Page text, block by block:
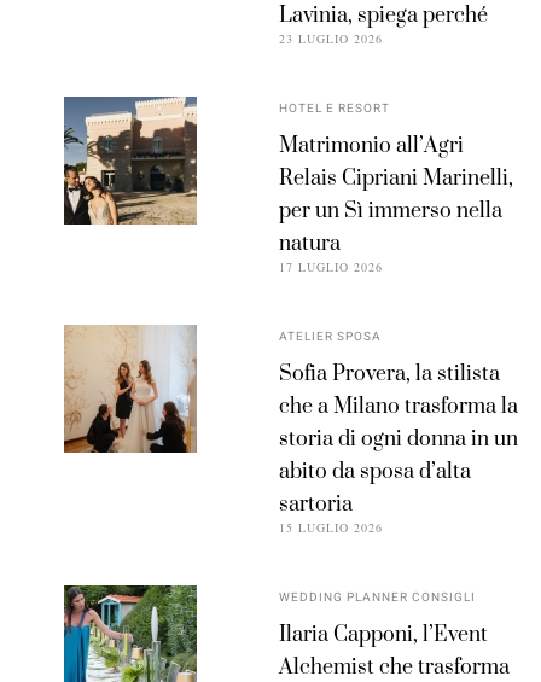
Lavinia, spiega perché
23 LUGLIO 2026
HOTEL E RESORT
Matrimonio all’Agri
Relais Cipriani Marinelli,
per un Sì immerso nella
natura
17 LUGLIO 2026
ATELIER SPOSA
Sofia Provera, la stilista
che a Milano trasforma la
storia di ogni donna in un
abito da sposa d’alta
sartoria
15 LUGLIO 2026
WEDDING PLANNER CONSIGLI
Ilaria Capponi, l’Event
Alchemist che trasforma